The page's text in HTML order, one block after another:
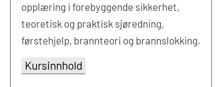
opplæring i forebyggende sikkerhet,
teoretisk og praktisk sjøredning,
førstehjelp, brannteori og brannslokking.
Kursinnhold